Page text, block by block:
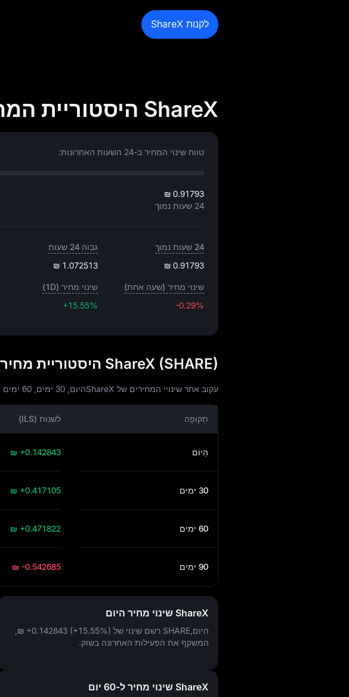
לקנות ShareX
ShareX היסטוריית המחירים ILS
טווח שינוי המחיר ב-24 השעות האחרונות:
₪ 0.91793
24 שעות נמוך
24 שעות נמוך
₪ 0.91793
גבוה 24 שעות
₪ 1.072513
שינוי מחיר (שעה אחת)
-0.29%
שינוי מחיר (1D)
+15.55%
ShareX (SHARE) היסטוריית מחירים ILS
עקוב אחר שינויי המחירים של ShareXהיום, 30 ימים, 60 ימים ו-90 ימים:
תְקוּפָה לשנות (ILS)
הַיוֹם ₪ +0.142843
30 ימים ₪ +0.417105
60 ימים ₪ +0.471822
90 ימים ₪ -0.542685
ShareX שינוי מחיר היום
היום,SHARE רשם שינוי של ₪ +0.142843 (+15.55%)
המשקף את הפעילות האחרונה בשוק.
ShareX שינוי מחיר ל-60 יום